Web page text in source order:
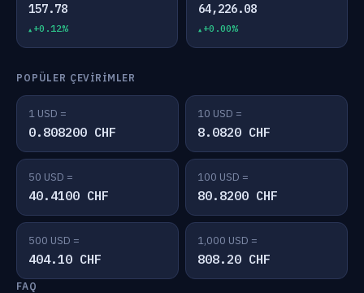
157.78
+0.12%
64,226.08
+0.00%
POPÜLER ÇEVIRIMLER
1 USD =
0.808200 CHF
10 USD =
8.0820 CHF
50 USD =
40.4100 CHF
100 USD =
80.8200 CHF
500 USD =
404.10 CHF
1,000 USD =
808.20 CHF
FAQ